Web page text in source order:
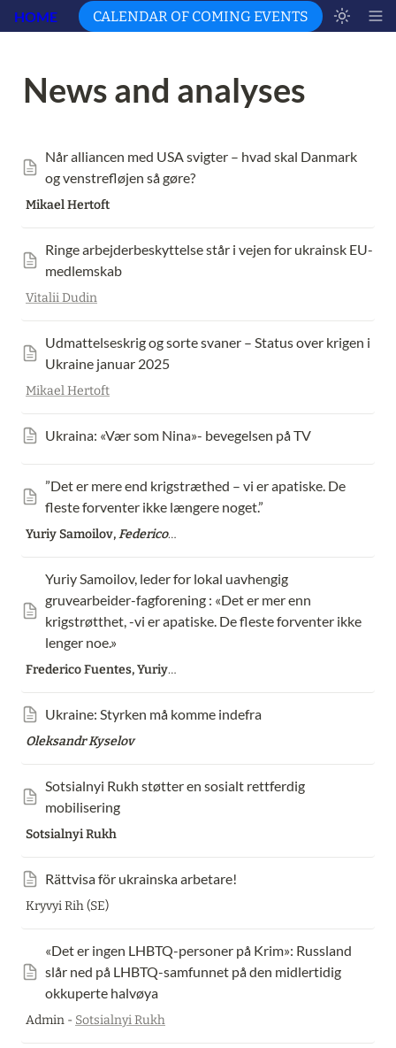
HOME CALENDAR OF COMING EVENTS
News and analyses
Når alliancen med USA svigter – hvad skal Danmark
og venstrefløjen så gøre?
Mikael Hertoft
Ringe arbejderbeskyttelse står i vejen for ukrainsk EU-
medlemskab
Vitalii Dudin
Udmattelseskrig og sorte svaner – Status over krigen i
Ukraine januar 2025
Mikael Hertoft
Ukraina: «Vær som Nina»- bevegelsen på TV
”Det er mere end krigstræthed – vi er apatiske. De
fleste forventer ikke længere noget.”
Yuriy Samoilov,Federico Fuentes
Yuriy Samoilov, leder for lokal uavhengig
gruvearbeider-fagforening : «Det er mer enn
krigstrøtthet, -vi er apatiske. De fleste forventer ikke
lenger noe.»
Frederico Fuentes, Yuriy Samoilov
Ukraine: Styrken må komme indefra
Oleksandr Kyselov
Sotsialnyi Rukh støtter en sosialt rettferdig
mobilisering
Sotsialnyi Rukh
Rättvisa för ukrainska arbetare!
Kryvyi Rih (SE)
«Det er ingen LHBTQ-personer på Krim»: Russland
slår ned på LHBTQ-samfunnet på den midlertidig
okkuperte halvøya
Admin - Sotsialnyi Rukh